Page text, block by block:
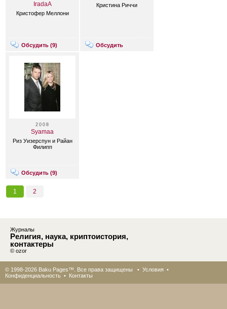
IradaA
Кристофер Меллони
Обсудить (9)
Кристина Риччи
Обсудить
2008
Syamaa
Риз Уизерспун и Райан
Филипп
Обсудить (9)
1 2
Журналы
Религия, наука, криптоистория,
контактеры
© ozor
© 1998-2026 Baku Pages™. Все права защищены • Условия •
Конфиденциальность • Контакты